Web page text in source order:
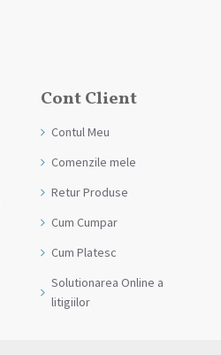
Cont Client
Contul Meu
Comenzile mele
Retur Produse
Cum Cumpar
Cum Platesc
Solutionarea Online a
litigiilor